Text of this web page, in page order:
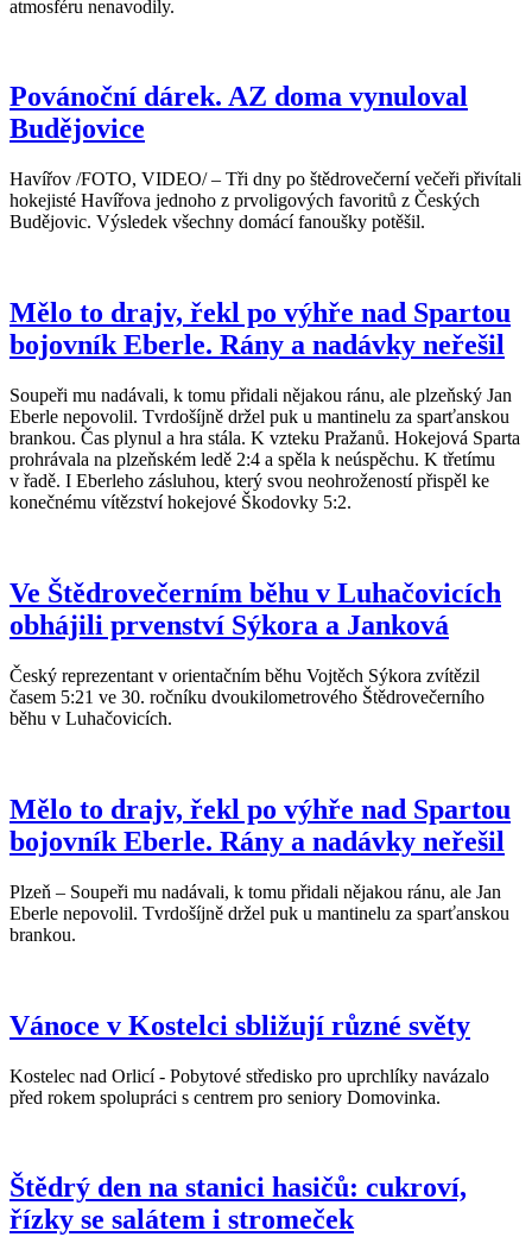
atmosféru nenavodily.
Povánoční dárek. AZ doma vynuloval
Budějovice
Havířov /FOTO, VIDEO/ – Tři dny po štědrovečerní večeři přivítali
hokejisté Havířova jednoho z prvoligových favoritů z Českých
Budějovic. Výsledek všechny domácí fanoušky potěšil.
Mělo to drajv, řekl po výhře nad Spartou
bojovník Eberle. Rány a nadávky neřešil
Soupeři mu nadávali, k tomu přidali nějakou ránu, ale plzeňský Jan
Eberle nepovolil. Tvrdošíjně držel puk u mantinelu za sparťanskou
brankou. Čas plynul a hra stála. K vzteku Pražanů. Hokejová Sparta
prohrávala na plzeňském ledě 2:4 a spěla k neúspěchu. K třetímu
v řadě. I Eberleho zásluhou, který svou neohrožeností přispěl ke
konečnému vítězství hokejové Škodovky 5:2.
Ve Štědrovečerním běhu v Luhačovicích
obhájili prvenství Sýkora a Janková
Český reprezentant v orientačním běhu Vojtěch Sýkora zvítězil
časem 5:21 ve 30. ročníku dvoukilometrového Štědrovečerního
běhu v Luhačovicích.
Mělo to drajv, řekl po výhře nad Spartou
bojovník Eberle. Rány a nadávky neřešil
Plzeň – Soupeři mu nadávali, k tomu přidali nějakou ránu, ale Jan
Eberle nepovolil. Tvrdošíjně držel puk u mantinelu za sparťanskou
brankou.
Vánoce v Kostelci sbližují různé světy
Kostelec nad Orlicí - Pobytové středisko pro uprchlíky navázalo
před rokem spolupráci s centrem pro seniory Domovinka.
Štědrý den na stanici hasičů: cukroví,
řízky se salátem i stromeček